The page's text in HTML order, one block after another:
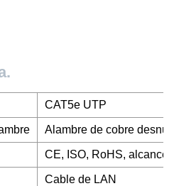
CAT5e UTP
Alambre de cobre
CE, ISO, RoHS, alcance
Cable de LAN